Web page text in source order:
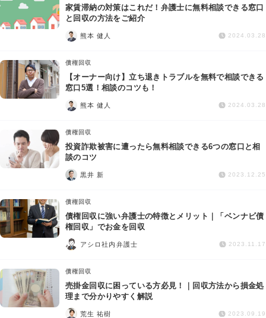
家賃滞納の対策はこれだ！弁護士に無料相談できる窓口
と回収の方法をご紹介
熊本 健人 2024.03.28
債権回収
【オーナー向け】立ち退きトラブルを無料で相談できる
窓口5選！相談のコツも！
熊本 健人 2024.03.28
債権回収
投資詐欺被害に遭ったら無料相談できる6つの窓口と相
談のコツ
黒井 新 2023.12.25
債権回収
債権回収に強い弁護士の特徴とメリット｜「ベンナビ債
権回収」でお金を回収
アシロ社内弁護士 2023.11.17
債権回収
売掛金回収に困っている方必見！｜回収方法から損金処
理まで分かりやすく解説
荒生 祐樹 2023.09.19